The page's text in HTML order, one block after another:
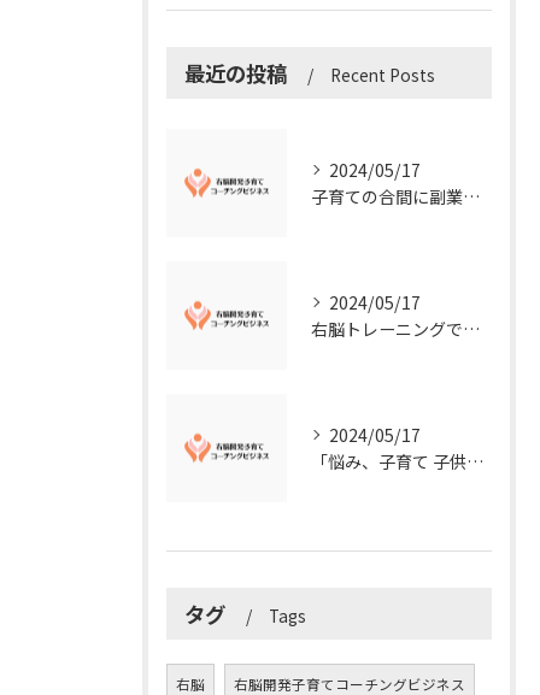
最近の投稿 Recent Posts
2024/05/17
子育ての合間に副業コーチングで収入アップ！右脳開発子育てコーチングビジネスの可能性とは？
2024/05/17
右脳トレーニングで視覚的センスを磨こう！
2024/05/17
「悩み、子育て 子供の発達」を解決する右脳開発子育てコーチングビジネス業界の魅力とは？
タグ Tags
右脳 右脳開発子育てコーチングビジネス